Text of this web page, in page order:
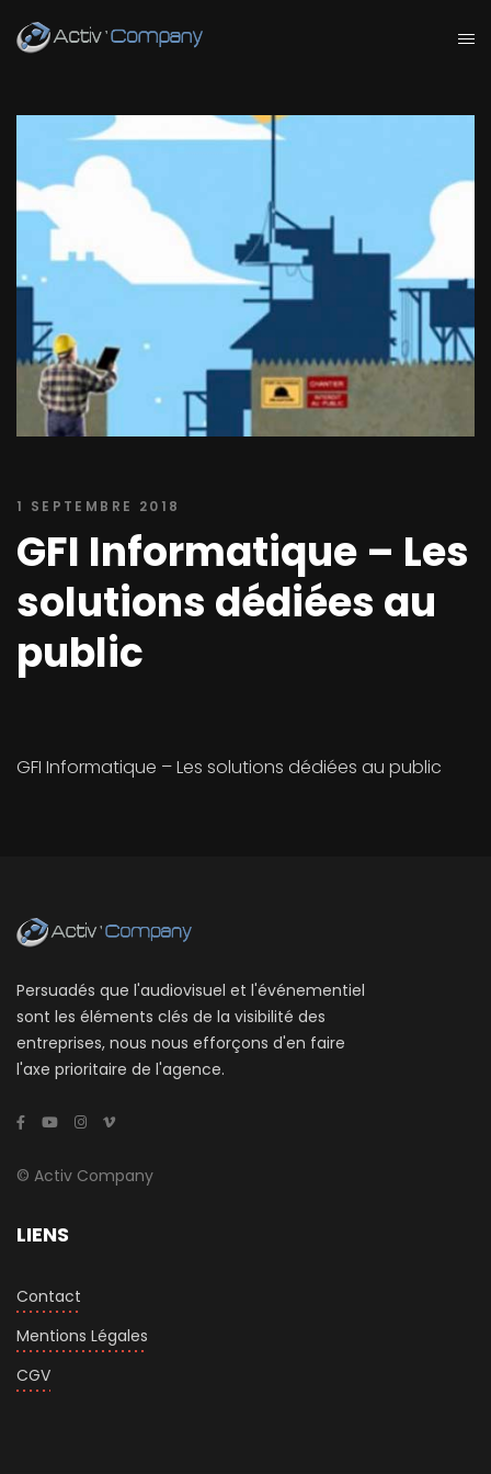
1 SEPTEMBRE 2018
GFI Informatique – Les
solutions dédiées au
public
GFI Informatique – Les solutions dédiées au public
Persuadés que l'audiovisuel et l'événementiel
sont les éléments clés de la visibilité des
entreprises, nous nous efforçons d'en faire
l'axe prioritaire de l'agence.
© Activ Company
LIENS
Contact
Mentions Légales
CGV